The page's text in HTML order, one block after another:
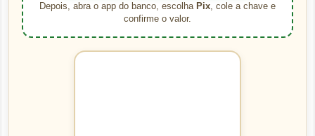
Depois, abra o app do banco, escolha Pix, cole a chave e
confirme o valor.